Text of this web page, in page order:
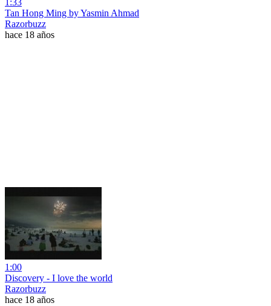
1:33
Tan Hong Ming by Yasmin Ahmad
Razorbuzz
hace 18 años
1:00
Discovery - I love the world
Razorbuzz
hace 18 años